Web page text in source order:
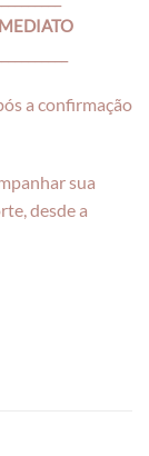
a confirmação
sua
desde a